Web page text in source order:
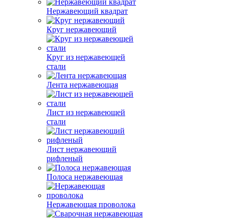
Нержавеющий квадрат
Круг нержавеющий
Круг из нержавеющей
стали
Лента нержавеющая
Лист из нержавеющей
стали
Лист нержавеющий
рифленый
Полоса нержавеющая
Нержавеющая проволока